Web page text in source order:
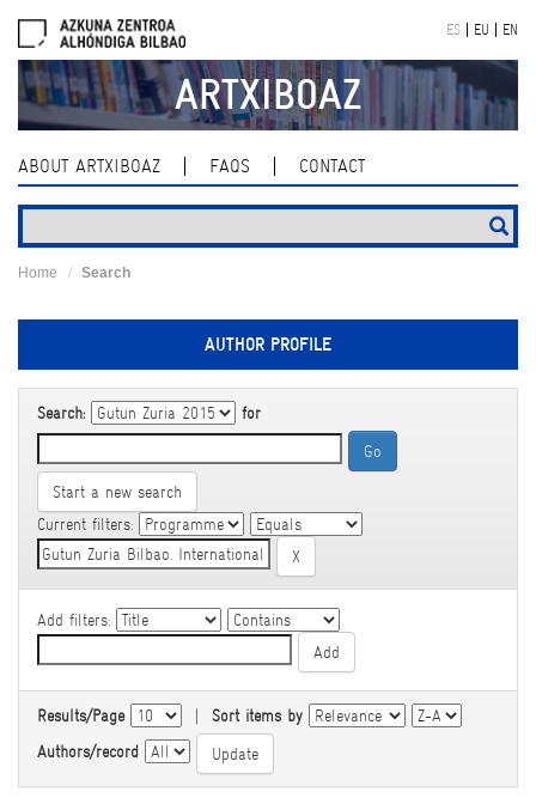
navigation
ES EU EN
ARTXIBOAZ
ABOUT ARTXIBOAZ FAQS CONTACT
Home Search
AUTHOR PROFILE
Search: for
Start a new search
Current filters:
Add filters:
Results/Page | Sort items by
Authors/record